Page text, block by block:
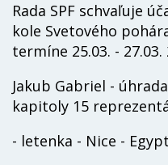
Rada SPF schvaľuje
kole Svetového
termíne 25.03. - 27.03.
Jakub Gabriel -
kapitoly 15
- letenka - Nice -